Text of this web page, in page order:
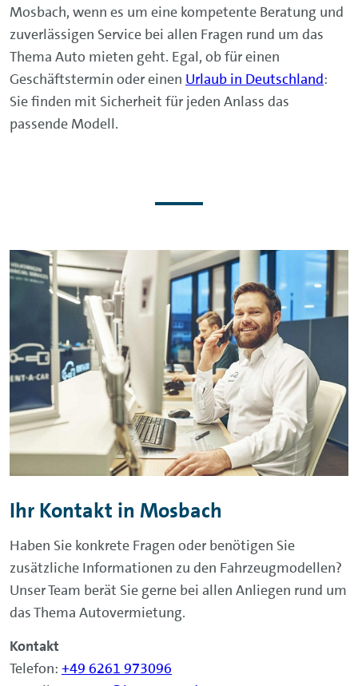
Mosbach, wenn es um eine kompetente Beratung und
zuverlässigen Service bei allen Fragen rund um das
Thema Auto mieten geht. Egal, ob für einen
Geschäftstermin oder einen Urlaub in Deutschland:
Sie finden mit Sicherheit für jeden Anlass das
passende Modell.
Ihr Kontakt in Mosbach
Haben Sie konkrete Fragen oder benötigen Sie
zusätzliche Informationen zu den Fahrzeugmodellen?
Unser Team berät Sie gerne bei allen Anliegen rund um
das Thema Autovermietung.
Kontakt
Telefon: +49 6261 973096